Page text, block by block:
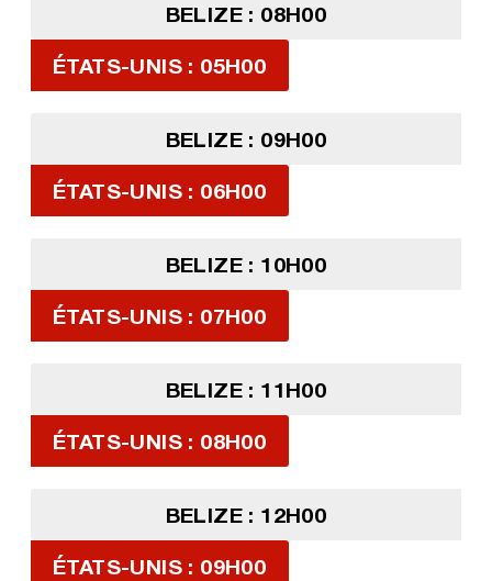
BELIZE : 08H00
ÉTATS-UNIS : 05H00
BELIZE : 09H00
ÉTATS-UNIS : 06H00
BELIZE : 10H00
ÉTATS-UNIS : 07H00
BELIZE : 11H00
ÉTATS-UNIS : 08H00
BELIZE : 12H00
ÉTATS-UNIS : 09H00